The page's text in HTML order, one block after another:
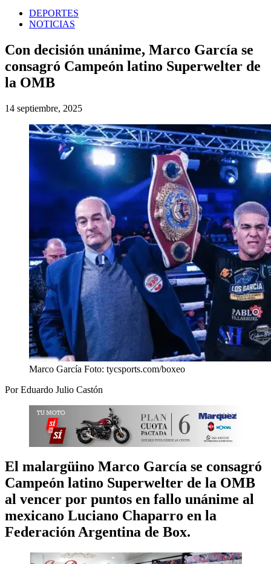
DEPORTES
NOTICIAS
Con decisión unánime, Marco García se
consagró Campeón latino Superwelter de
la OMB
14 septiembre, 2025
Marco García Foto: tycsports.com/boxeo
Por Eduardo Julio Castón
El malargüino Marco García se consagró
Campeón latino Superwelter de la OMB
al vencer por puntos en fallo unánime al
mexicano Luciano Chaparro en la
Federación Argentina de Box.